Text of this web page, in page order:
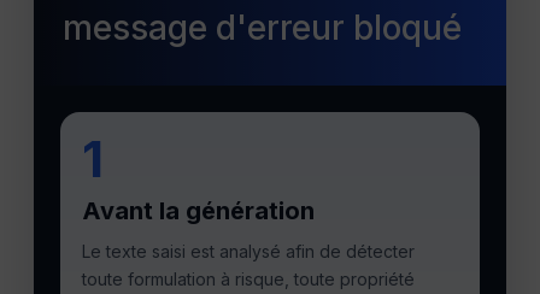
message d'erreur bloqué
1
Avant la génération
Le texte saisi est analysé afin de détecter
toute formulation à risque, toute propriété